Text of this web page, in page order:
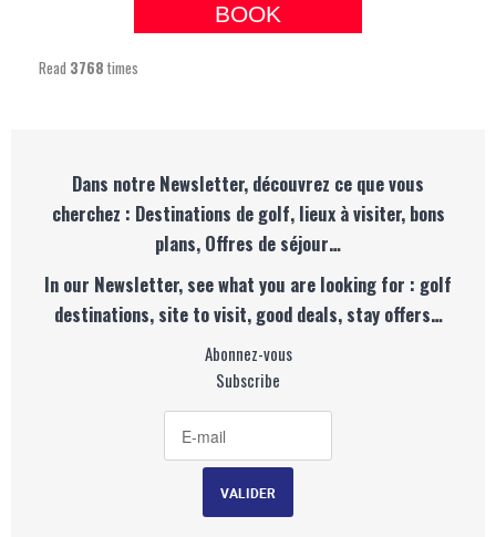
BOOK
Read 3768 times
Dans notre Newsletter, découvrez ce que vous
cherchez : Destinations de golf, lieux à visiter, bons
plans, Offres de séjour…
In our Newsletter, see what you are looking for : golf
destinations, site to visit, good deals, stay offers…
Abonnez-vous
Subscribe